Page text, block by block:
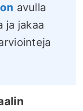
avulla
ja jakaa